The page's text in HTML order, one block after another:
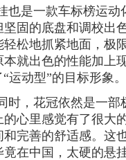
也是一款车标榜运
固的底盘和调校出
轻松地抓紧地面，极
就出色的性能加上
运动型”的目标形象。
时，花冠依然是一
心里感觉有了很大
完善的舒适感。这
在中国，太硬的悬